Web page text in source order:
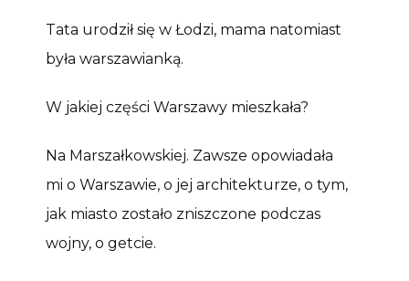
Tata urodził się w Łodzi, mama natomiast
była warszawianką.
W jakiej części Warszawy mieszkała?
Na Marszałkowskiej. Zawsze opowiadała
mi o Warszawie, o jej architekturze, o tym,
jak miasto zostało zniszczone podczas
wojny, o getcie.